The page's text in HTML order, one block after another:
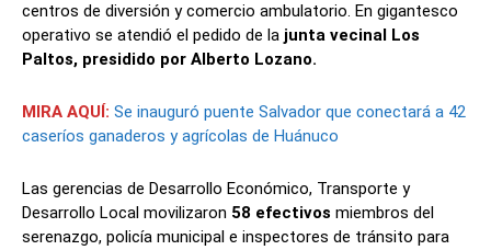
centros de diversión y comercio ambulatorio. En gigantesco
operativo se atendió el pedido de la junta vecinal Los
Paltos, presidido por Alberto Lozano.
MIRA AQUÍ: Se inauguró puente Salvador que conectará a 42
caseríos ganaderos y agrícolas de Huánuco
Las gerencias de Desarrollo Económico, Transporte y
Desarrollo Local movilizaron 58 efectivos miembros del
serenazgo, policía municipal e inspectores de tránsito para